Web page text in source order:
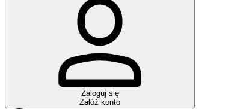
Zaloguj się
Załóż konto